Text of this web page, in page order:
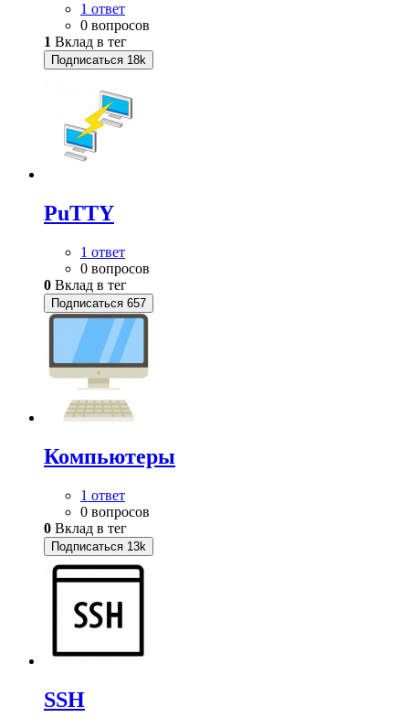
1 ответ
0 вопросов
1 Вклад в тег
Подписаться 18k
PuTTY
1 ответ
0 вопросов
0 Вклад в тег
Подписаться 657
Компьютеры
1 ответ
0 вопросов
0 Вклад в тег
Подписаться 13k
SSH